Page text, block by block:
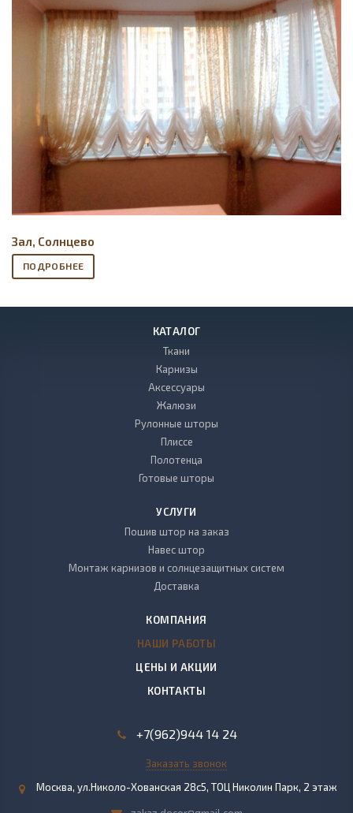
Зал, Солнцево
ПОДРОБНЕЕ
КАТАЛОГ
Ткани
Карнизы
Аксессуары
Жалюзи
Рулонные шторы
Плиссе
Полотенца
Готовые шторы
УСЛУГИ
Пошив штор на заказ
Навес штор
Монтаж карнизов и солнцезащитных систем
Доставка
КОМПАНИЯ
НАШИ РАБОТЫ
ЦЕНЫ И АКЦИИ
КОНТАКТЫ
+7(962)944 14 24
Заказать звонок
Москва, ул.Николо-Хованская 28с5, ТОЦ Николин Парк, 2 этаж